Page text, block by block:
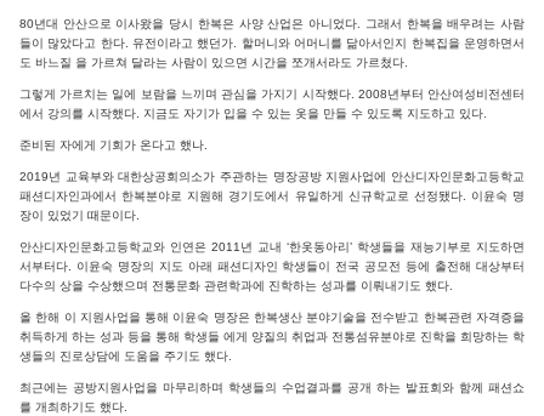
80년대 안산으로 이사왔을 당시 한복은 사양 산업은 아니었다. 그래서 한복을 배우려는 사람
들이 많았다고 한다. 유전이라고 했던가. 할머니와 어머니를 닮아서인지 한복집을 운영하면서
도 바느질 을 가르쳐 달라는 사람이 있으면 시간을 쪼개서라도 가르쳤다.
그렇게 가르치는 일에 보람을 느끼며 관심을 가지기 시작했다. 2008년부터 안산여성비전센터
에서 강의를 시작했다. 지금도 자기가 입을 수 있는 옷을 만들 수 있도록 지도하고 있다.
준비된 자에게 기회가 온다고 했나.
2019년 교육부와 대한상공회의소가 주관하는 명장공방 지원사업에 안산디자인문화고등학교
패션디자인과에서 한복분야로 지원해 경기도에서 유일하게 신규학교로 선정됐다. 이윤숙 명
장이 있었기 때문이다.
안산디자인문화고등학교와 인연은 2011년 교내 ‘한옷동아리’ 학생들을 재능기부로 지도하면
서부터다. 이윤숙 명장의 지도 아래 패션디자인 학생들이 전국 공모전 등에 출전해 대상부터
다수의 상을 수상했으며 전통문화 관련학과에 진학하는 성과를 이뤄내기도 했다.
올 한해 이 지원사업을 통해 이윤숙 명장은 한복생산 분야기술을 전수받고 한복관련 자격증을
취득하게 하는 성과 등을 통해 학생들 에게 양질의 취업과 전통섬유분야로 진학을 희망하는 학
생들의 진로상담에 도움을 주기도 했다.
최근에는 공방지원사업을 마무리하며 학생들의 수업결과를 공개 하는 발표회와 함께 패션쇼
를 개최하기도 했다.